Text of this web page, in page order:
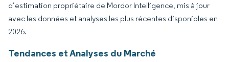
d’estimation propriétaire de Mordor Intelligence, mis à jour
avec les données et analyses les plus récentes disponibles en
2026.
Tendances et Analyses du Marché